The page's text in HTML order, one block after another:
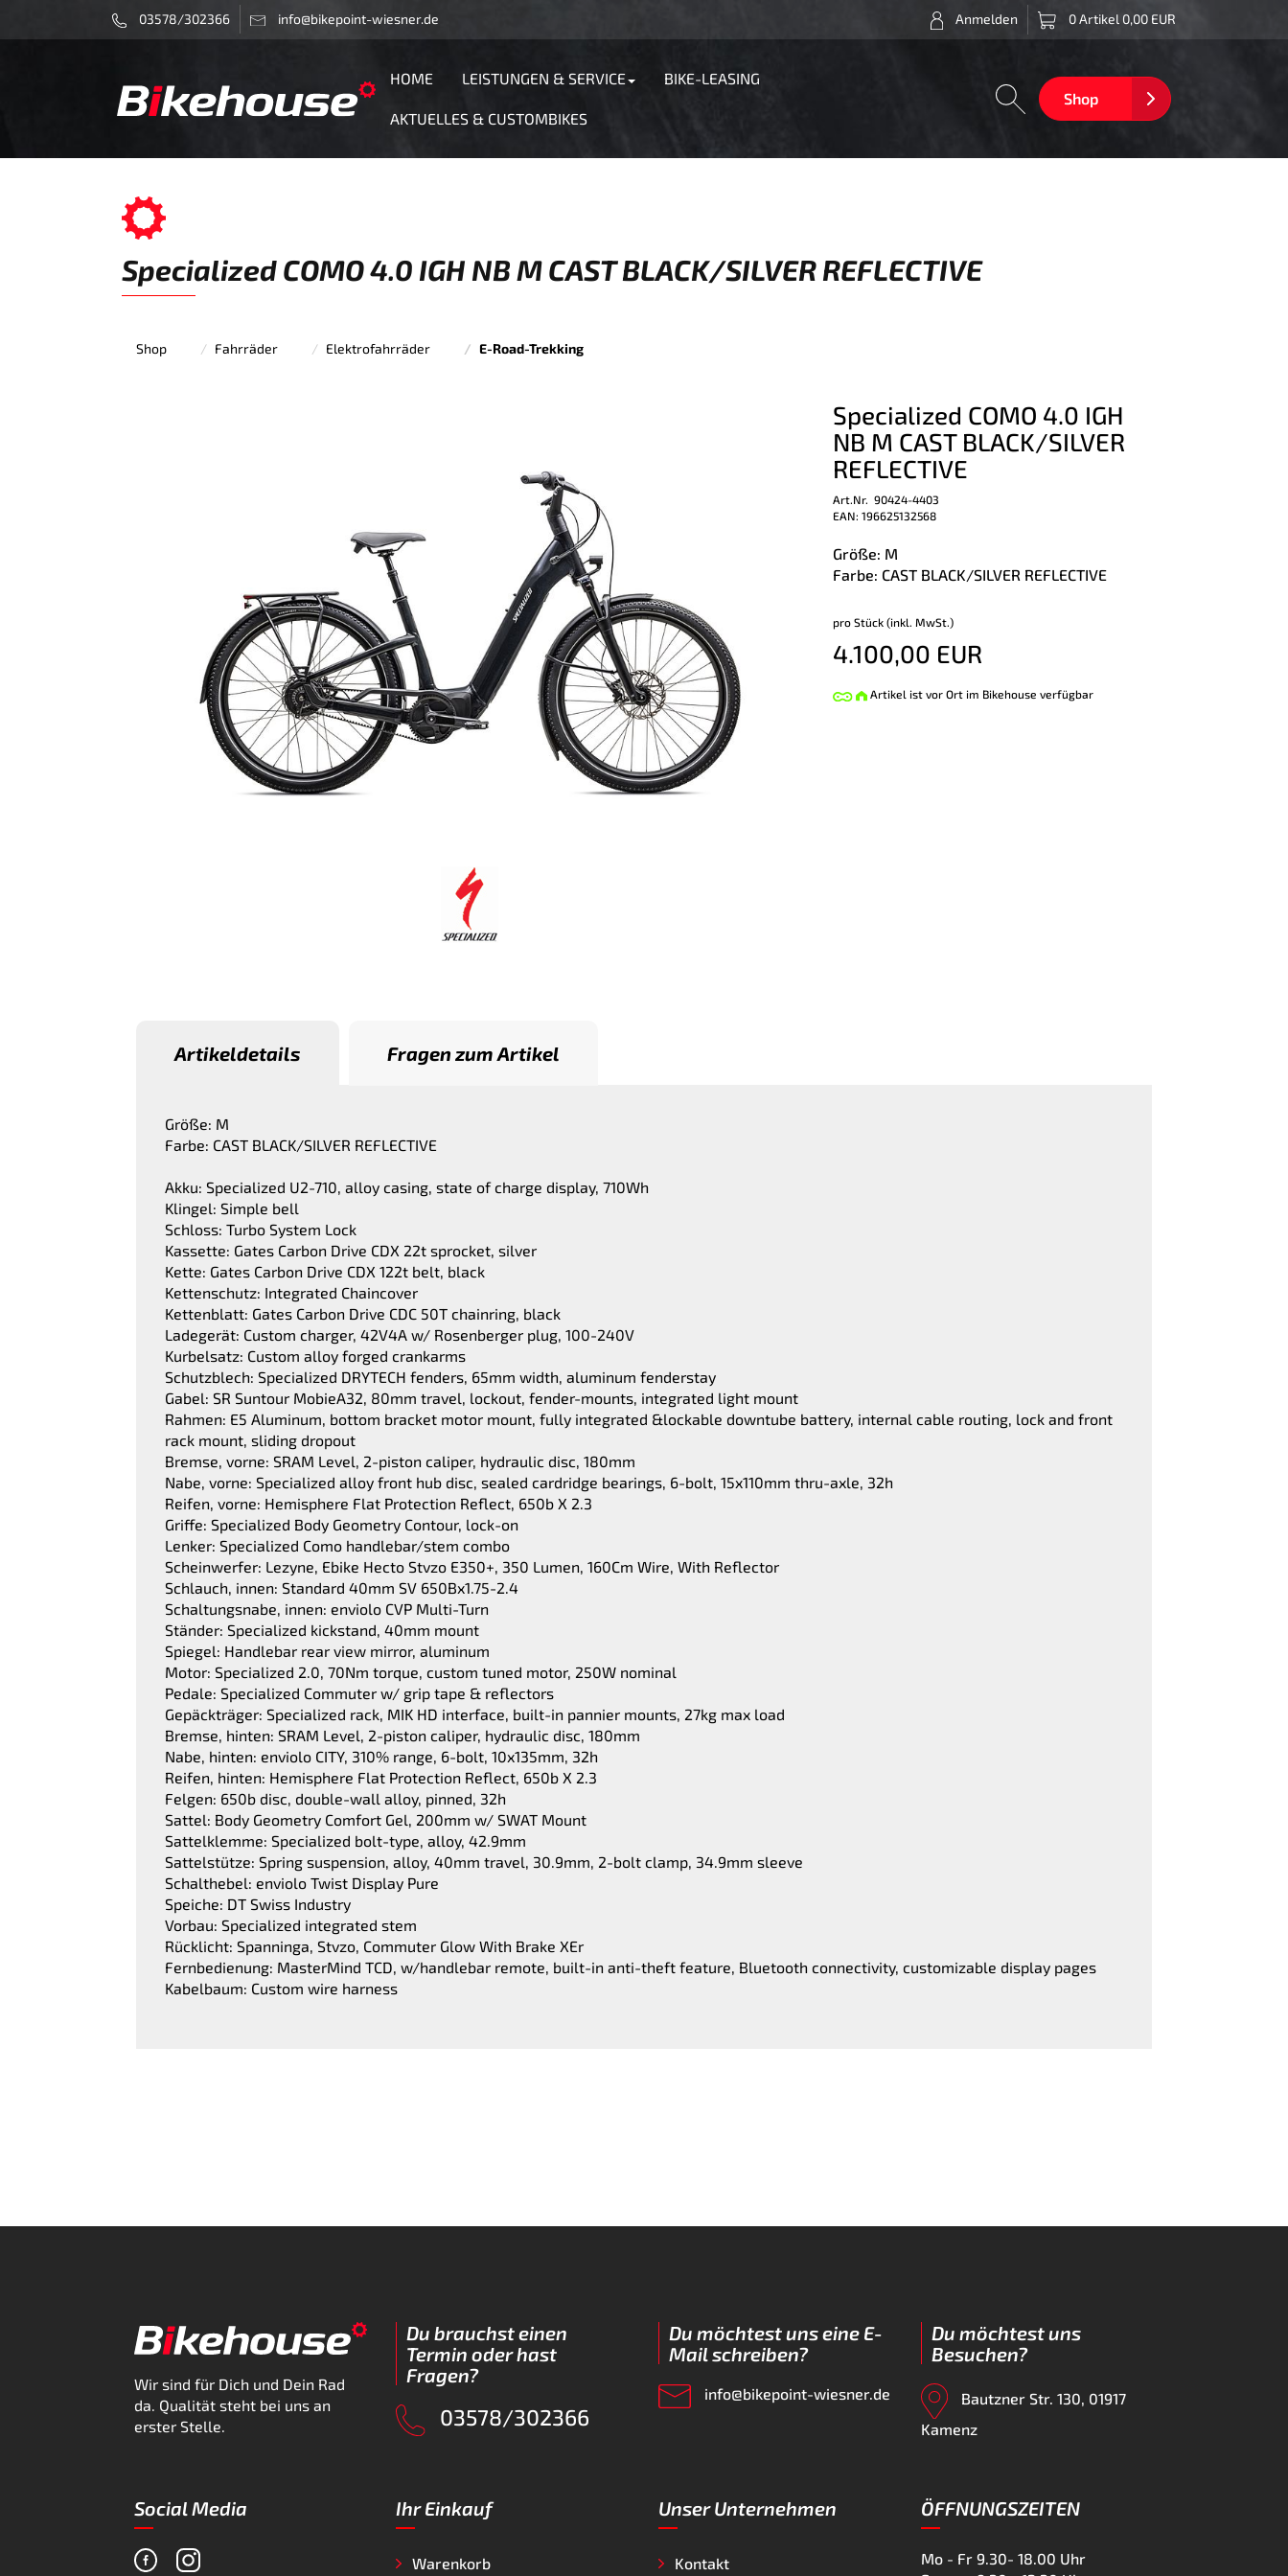
03578/302366 info@bikepoint-wiesner.de 0 Artikel 0,00 EUR
Anmelden
Shop
HOME LEISTUNGEN & SERVICE BIKE-LEASING
AKTUELLES & CUSTOMBIKES
Specialized COMO 4.0 IGH NB M CAST BLACK/SILVER REFLECTIVE
Shop Fahrräder Elektrofahrräder E-Road-Trekking
Specialized COMO 4.0 IGH
NB M CAST BLACK/SILVER
REFLECTIVE
Art.Nr. 90424-4403
EAN: 196625132568
Größe: M
Farbe: CAST BLACK/SILVER REFLECTIVE
pro Stück (inkl. MwSt.)
4.100,00 EUR
Artikel ist vor Ort im Bikehouse verfügbar
Artikeldetails Fragen zum Artikel
Größe: M
Farbe: CAST BLACK/SILVER REFLECTIVE
Akku: Specialized U2-710, alloy casing, state of charge display, 710Wh
Klingel: Simple bell
Schloss: Turbo System Lock
Kassette: Gates Carbon Drive CDX 22t sprocket, silver
Kette: Gates Carbon Drive CDX 122t belt, black
Kettenschutz: Integrated Chaincover
Kettenblatt: Gates Carbon Drive CDC 50T chainring, black
Ladegerät: Custom charger, 42V4A w/ Rosenberger plug, 100-240V
Kurbelsatz: Custom alloy forged crankarms
Schutzblech: Specialized DRYTECH fenders, 65mm width, aluminum fenderstay
Gabel: SR Suntour MobieA32, 80mm travel, lockout, fender-mounts, integrated light mount
Rahmen: E5 Aluminum, bottom bracket motor mount, fully integrated &lockable downtube battery, internal cable routing, lock and front
rack mount, sliding dropout
Bremse, vorne: SRAM Level, 2-piston caliper, hydraulic disc, 180mm
Nabe, vorne: Specialized alloy front hub disc, sealed cardridge bearings, 6-bolt, 15x110mm thru-axle, 32h
Reifen, vorne: Hemisphere Flat Protection Reflect, 650b X 2.3
Griffe: Specialized Body Geometry Contour, lock-on
Lenker: Specialized Como handlebar/stem combo
Scheinwerfer: Lezyne, Ebike Hecto Stvzo E350+, 350 Lumen, 160Cm Wire, With Reflector
Schlauch, innen: Standard 40mm SV 650Bx1.75-2.4
Schaltungsnabe, innen: enviolo CVP Multi-Turn
Ständer: Specialized kickstand, 40mm mount
Spiegel: Handlebar rear view mirror, aluminum
Motor: Specialized 2.0, 70Nm torque, custom tuned motor, 250W nominal
Pedale: Specialized Commuter w/ grip tape & reflectors
Gepäckträger: Specialized rack, MIK HD interface, built-in pannier mounts, 27kg max load
Bremse, hinten: SRAM Level, 2-piston caliper, hydraulic disc, 180mm
Nabe, hinten: enviolo CITY, 310% range, 6-bolt, 10x135mm, 32h
Reifen, hinten: Hemisphere Flat Protection Reflect, 650b X 2.3
Felgen: 650b disc, double-wall alloy, pinned, 32h
Sattel: Body Geometry Comfort Gel, 200mm w/ SWAT Mount
Sattelklemme: Specialized bolt-type, alloy, 42.9mm
Sattelstütze: Spring suspension, alloy, 40mm travel, 30.9mm, 2-bolt clamp, 34.9mm sleeve
Schalthebel: enviolo Twist Display Pure
Speiche: DT Swiss Industry
Vorbau: Specialized integrated stem
Rücklicht: Spanninga, Stvzo, Commuter Glow With Brake XEr
Fernbedienung: MasterMind TCD, w/handlebar remote, built-in anti-theft feature, Bluetooth connectivity, customizable display pages
Kabelbaum: Custom wire harness
Wir sind für Dich und Dein Rad
da. Qualität steht bei uns an
erster Stelle.
Du brauchst einen
Termin oder hast
Fragen?
03578/302366
Du möchtest uns eine E-
Mail schreiben?
info@bikepoint-wiesner.de
Du möchtest uns
Besuchen?
Bautzner Str. 130, 01917
Kamenz
Social Media Ihr Einkauf
Warenkorb
Unser Unternehmen
Kontakt
ÖFFNUNGSZEITEN
Mo - Fr 9.30- 18.00 Uhr